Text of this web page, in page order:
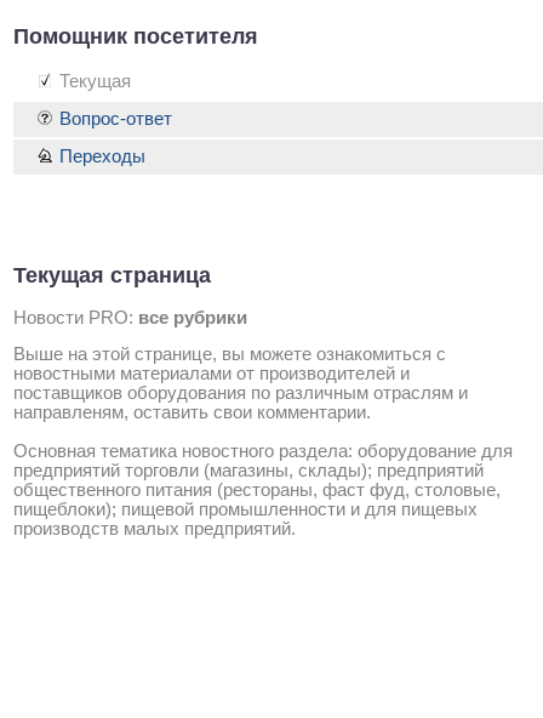
Помощник посетителя
Текущая
Текущая страница
Новости PRO: все рубрики
Выше на этой странице, вы можете ознакомиться с
новостными материалами от производителей и
поставщиков оборудования по различным отраслям и
направленям, оставить свои комментарии.
Основная тематика новостного раздела: оборудование для
предприятий торговли (магазины, склады); предприятий
общественного питания (рестораны, фаст фуд, столовые,
пищеблоки); пищевой промышленности и для пищевых
производств малых предприятий.
Вопрос-ответ
Переходы